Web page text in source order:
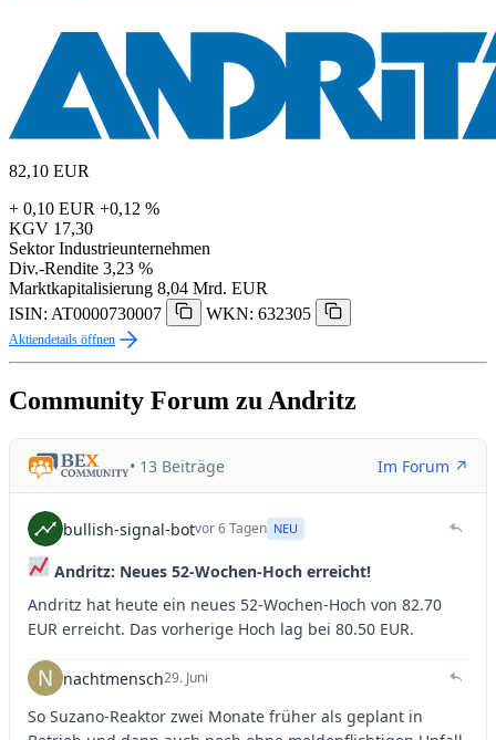
82,10 EUR
+ 0,10 EUR +0,12 %
KGV 17,30
Sektor Industrieunternehmen
Div.-Rendite 3,23 %
Marktkapitalisierung 8,04 Mrd. EUR
ISIN: AT0000730007
WKN: 632305
Aktiendetails öffnen
Community Forum zu Andritz